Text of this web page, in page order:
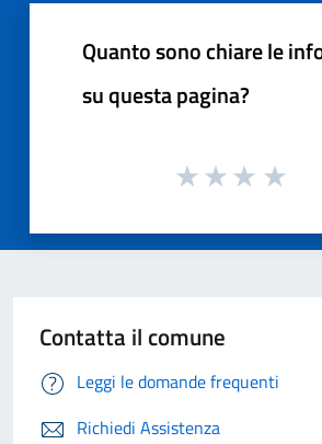
Quanto sono chiare le
su questa pagina?
Contatta il comune
Leggi le domande frequenti
Richiedi Assistenza